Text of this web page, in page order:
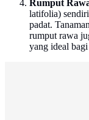
Rumput
latifolia)
padat.
rumput rawa
yang ideal bagi